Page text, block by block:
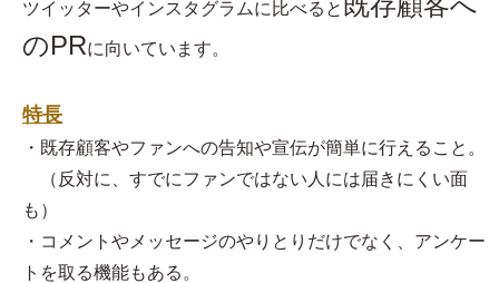
ツイッターやインスタグラムに比べると
のPRに向いています。
特長
・既存顧客やファンへの告知や宣伝が簡単に行えること。
（反対に、すでにファンではない人には届きにくい面
も）
・コメントやメッセージのやりとりだけでなく、アンケー
トを取る機能もある。